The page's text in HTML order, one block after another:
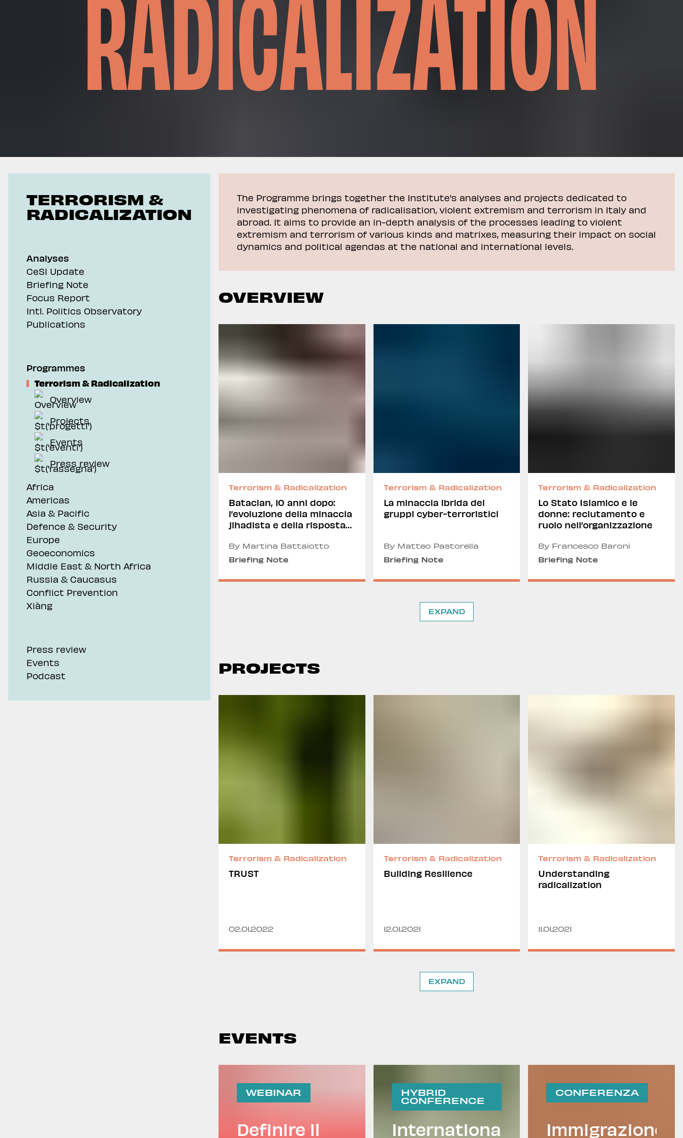
TERRORISM &
RADICALIZATION
Analyses
CeSI Update
Briefing Note
Focus Report
Intl. Politics Observatory
Publications
Programmes
Terrorism & Radicalization
Overview
Projects
Events
Press review
Africa
Americas
Asia & Pacific
Defence & Security
Europe
Geoeconomics
Middle East & North Africa
Russia & Caucasus
Conflict Prevention
Xiàng
Press review
Events
Podcast
The Programme brings together the Institute's analyses and projects dedicated to
investigating phenomena of radicalisation, violent extremism and terrorism in Italy and
abroad. It aims to provide an in-depth analysis of the processes leading to violent
extremism and terrorism of various kinds and matrixes, measuring their impact on social
dynamics and political agendas at the national and international levels.
OVERVIEW
Terrorism & Radicalization
Bataclan, 10 anni dopo:
l’evoluzione della minaccia
jihadista e della risposta
By Martina Battaiotto
Briefing Note
Terrorism & Radicalization
La minaccia ibrida dei
gruppi cyber-terroristici
By Matteo Pastorella
Briefing Note
Terrorism & Radicalization
Lo Stato Islamico e le
donne: reclutamento e
ruolo nell’organizzazione
By Francesco Baroni
Briefing Note
EXPAND
PROJECTS
Terrorism & Radicalization
TRUST
02.01.2022
Terrorism & Radicalization
Building Resilience
12.01.2021
Terrorism & Radicalization
Understanding
radicalization
11.01.2021
EXPAND
EVENTS
WEBINAR
Definire il
HYBRID
CONFERENCE
International
CONFERENZA
Immigrazione